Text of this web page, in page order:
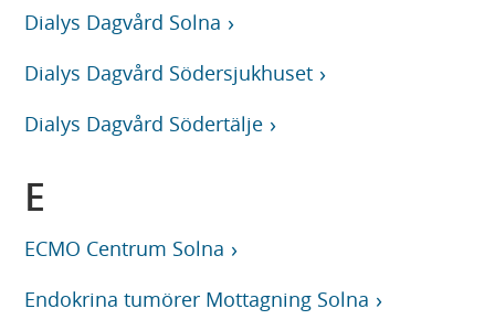
Dialys Dagvård Solna
Dialys Dagvård Södersjukhuset
Dialys Dagvård Södertälje
E
ECMO Centrum Solna
Endokrina tumörer Mottagning Solna